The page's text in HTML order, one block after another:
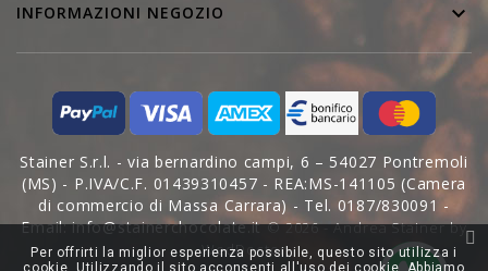
INFORMAZIONI NEGOZIO 
Stainer S.r.l. - via bernardino campi, 6 – 54027 Pontremoli
(MS) - P.IVA/C.F. 01439310457 - REA:MS-141105 (Camera
di commercio di Massa Carrara) - Tel. 0187/830091 -
Email: info@stainerchocolate.it© 2026 - Andrea Stainer by
WedDoctor
Per offrirti la miglior esperienza possibile, questo sito utilizza i
cookie. Utilizzando il sito acconsenti all'uso dei cookie. Abbiamo